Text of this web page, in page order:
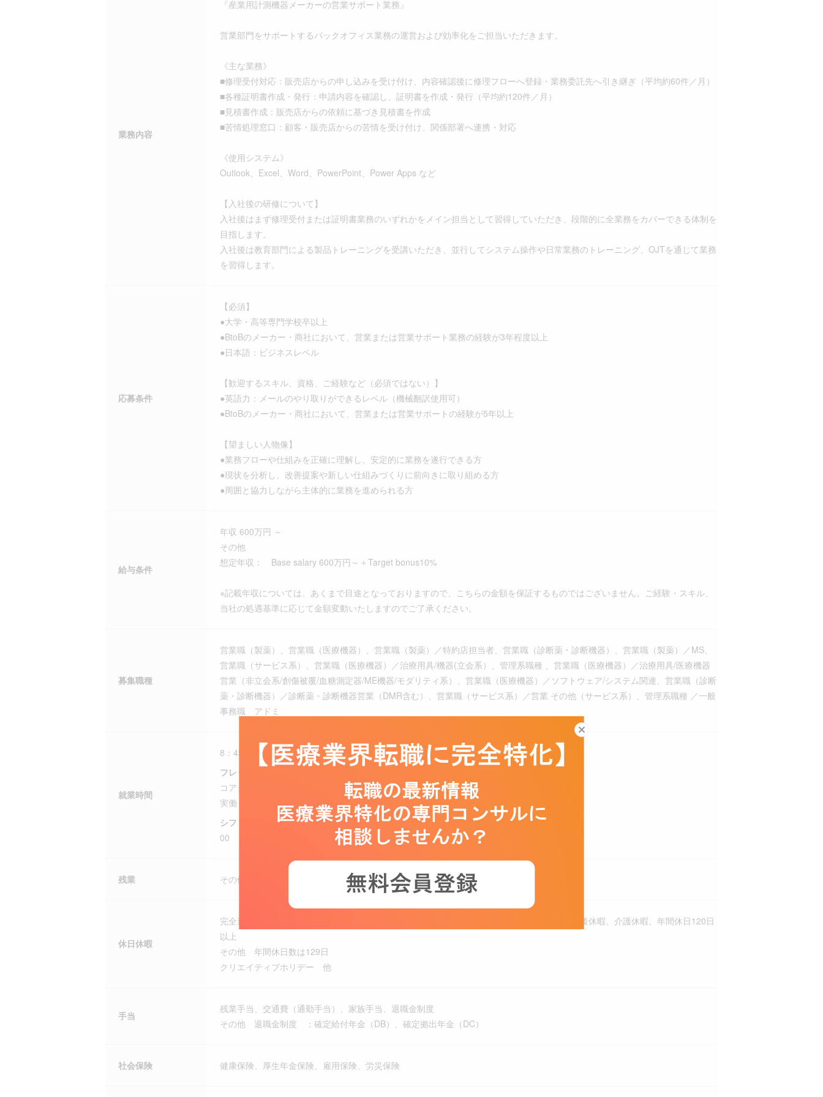
業務内容
『産業用計測機器メーカーの営業サポート業務』
営業部門をサポートするバックオフィス業務の運営および効率化をご担当いただきます。
《主な業務》
■修理受付対応：販売店からの申し込みを受け付け、内容確認後に修理フローへ登録・業務委託先へ引き継ぎ（平均約60件／月）
■各種証明書作成・発行：申請内容を確認し、証明書を作成・発行（平均約120件／月）
■見積書作成：販売店からの依頼に基づき見積書を作成
■苦情処理窓口：顧客・販売店からの苦情を受け付け、関係部署へ連携・対応
《使用システム》
Outlook、Excel、Word、PowerPoint、Power Apps など
【入社後の研修について】
入社後はまず修理受付または証明書業務のいずれかをメイン担当として習得していただき、段階的に全業務をカバーできる体制を
目指します。
入社後は教育部門による製品トレーニングを受講いただき、並行してシステム操作や日常業務のトレーニング、OJTを通じて業務
を習得します。
応募条件
【必須】
●大学・高等専門学校卒以上
●BtoBのメーカー・商社において、営業または営業サポート業務の経験が3年程度以上
●日本語：ビジネスレベル
【歓迎するスキル、資格、ご経験など（必須ではない）】
●英語力：メールのやり取りができるレベル（機械翻訳使用可）
●BtoBのメーカー・商社において、営業または営業サポートの経験が5年以上
【望ましい人物像】
●業務フローや仕組みを正確に理解し、安定的に業務を遂行できる方
●現状を分析し、改善提案や新しい仕組みづくりに前向きに取り組める方
●周囲と協力しながら主体的に業務を進められる方
給与条件
年収 600万円 ～
その他
想定年収： Base salary 600万円～＋Target bonus10%
※記載年収については、あくまで目途となっておりますので、こちらの金額を保証するものではございません。ご経験・スキル、
当社の処遇基準に応じて金額変動いたしますのでご了承ください。
募集職種
営業職（製薬）、営業職（医療機器）、営業職（製薬）／特約店担当者、営業職（診断薬・診断機器）、営業職（製薬）／MS、
営業職（サービス系）、営業職（医療機器）／治療用具/機器(立会系）、管理系職種 、営業職（医療機器）／治療用具/医療機器
営業（非立会系/創傷被覆/血糖測定器/ME機器/モダリティ系）、営業職（医療機器）／ソフトウェア/システム関連、営業職（診断
薬・診断機器）／診断薬・診断機器営業（DMR含む）、営業職（サービス系）／営業 その他（サービス系）、管理系職種 ／一般
事務職 アドミ
就業時間
8：45 ～ 17：30
フレックス勤務
コアタイム：11：15 ～ 13：30
実働：8分
シフト勤務
00
残業 その他 ・月20時間未満の見込み
休日休暇
完全週休二日制（土日曜日）、祝日、年末年始、有給休暇、慶弔休暇、リフレッシュ、産前産後休暇、介護休暇、年間休日120日
以上
その他 年間休日数は129日
クリエイティブホリデー 他
手当
残業手当、交通費（通勤手当）、家族手当、退職金制度
その他 退職金制度 ：確定給付年金（DB）、確定拠出年金（DC）
社会保険 健康保険、厚生年金保険、雇用保険、労災保険